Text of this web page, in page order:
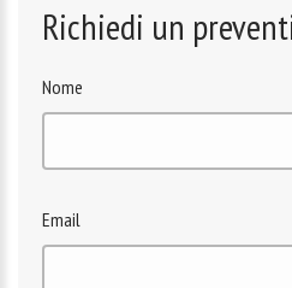
Richiedi un
Nome
Email